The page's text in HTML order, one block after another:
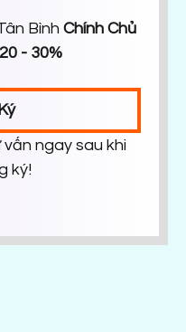
Bình Chính Chủ
20 - 30%
ngay sau khi
ký!